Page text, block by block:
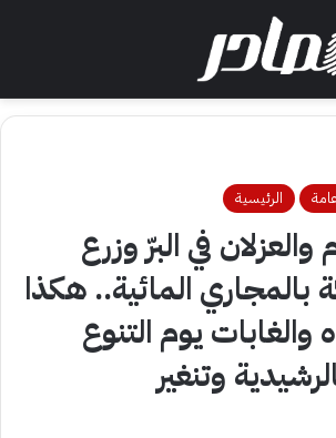
الدخول
الرئيسية
في البرّ وزرع
المائية.. هكذا
يوم التنوع
وتنغير